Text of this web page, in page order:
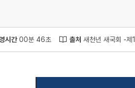
시간00분 46초 출처 새천년 새국회 -제